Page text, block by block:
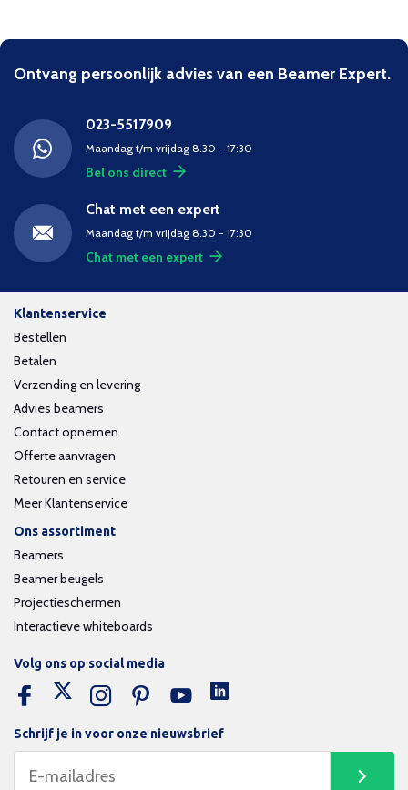
Ontvang persoonlijk advies van een Beamer Expert.
023-5517909
Maandag t/m vrijdag 8.30 - 17:30
Bel ons direct
Chat met een expert
Maandag t/m vrijdag 8.30 - 17:30
Chat met een expert
Klantenservice
Bestellen
Betalen
Verzending en levering
Advies beamers
Contact opnemen
Offerte aanvragen
Retouren en service
Meer Klantenservice
Ons assortiment
Beamers
Beamer beugels
Projectieschermen
Interactieve whiteboards
Schrijf je in voor onze nieuwsbrief
Volg ons op social media